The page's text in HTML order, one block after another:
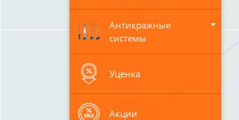
Антикражные
системы
Уценка
Акции